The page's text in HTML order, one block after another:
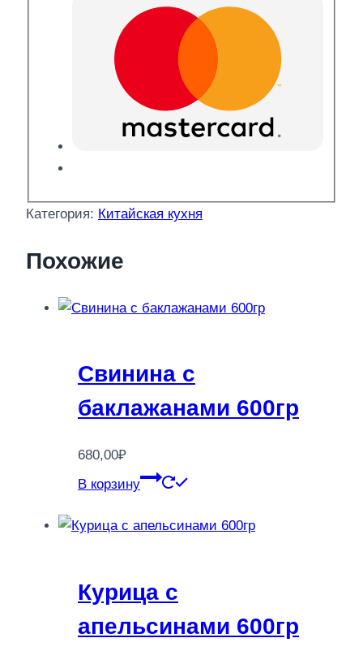
Категория: Китайская кухня
Похожие
Свинина с
баклажанами 600гр
680,00₽
В корзину
Курица с
апельсинами 600гр